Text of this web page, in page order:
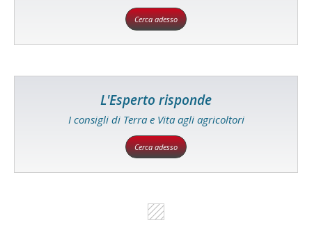
Cerca adesso
L'Esperto risponde
I consigli di Terra e Vita agli agricoltori
Cerca adesso